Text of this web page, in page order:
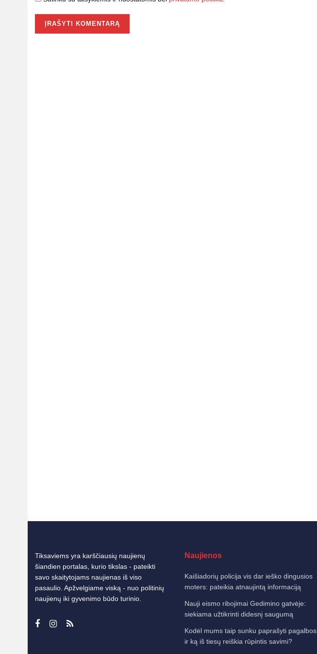
Tiksaviems yra karščiausių naujienų
šiandien portalas, kurio tikslas - pateikti
savo skaitytojams naujienas iš viso
pasaulio. Apžvelgiame viską - nuo politinių
naujienų iki gyvenimo būdo turinio.
Naujienos
Kaišiadorių policija vis dar ieško dingusios
moters: pateikia atnaujintą informaciją
Nauji eismo ribojimai Gedimino gatvėje:
siekiama užtikrinti didesnį saugumą
Kodėl mums taip sunku paprašyti pagalbos
ir ką iš tiesų reiškia rūpintis savimi?